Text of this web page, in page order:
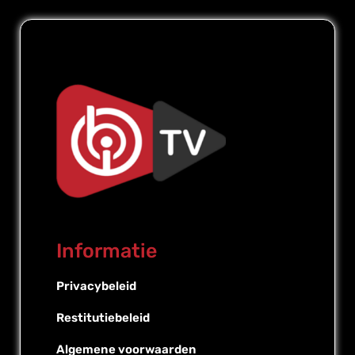
Informatie
Privacybeleid
Restitutiebeleid
Algemene voorwaarden